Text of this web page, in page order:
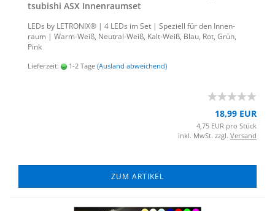
tsu­bi­shi ASX In­nen­ra­um­set
LEDs by LE­TRO­NIX® | 4 LEDs im Set | Spe­zi­ell für den In­nen­
raum | Warm-​Weiß, Neutral-​Weiß, Kalt-​Weiß, Blau, Rot, Grün,
Pink
Lieferzeit: 1-2 Tage (Ausland abweichend)
18,99 EUR
4,75 EUR pro Stück
inkl. MwSt. zzgl. Versand
ZUM ARTIKEL